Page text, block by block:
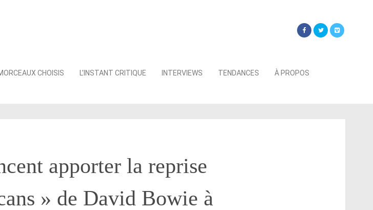
CHOISIS L’INSTANT CRITIQUE INTERVIEWS TENDANCES À PROPOS
apporter la reprise
» de David Bowie à